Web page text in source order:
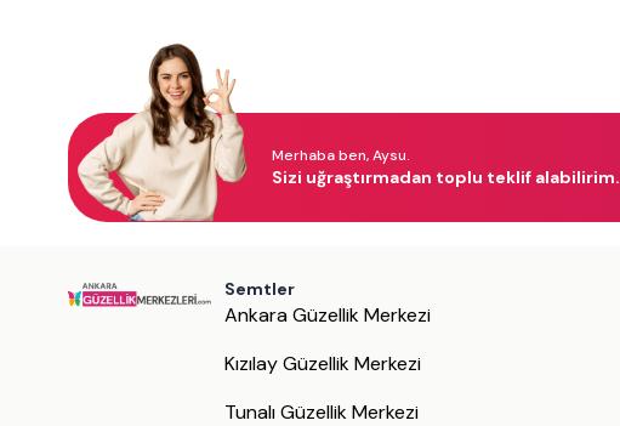
Merhaba ben, Aysu.
Sizi uğraştırmadan toplu teklif alabilirim.
Semtler
Ankara Güzellik Merkezi
Kızılay Güzellik Merkezi
Tunalı Güzellik Merkezi